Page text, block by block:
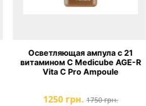
Осветляющая ампула с 21
витамином C Medicube AGE-R
Vita C Pro Ampoule
1250 грн. 1750 грн.